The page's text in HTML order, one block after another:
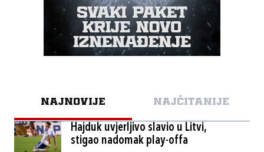
NAJNOVIJE NAJČITANIJE
Hajduk uvjerljivo slavio u Litvi,
stigao nadomak play-offa